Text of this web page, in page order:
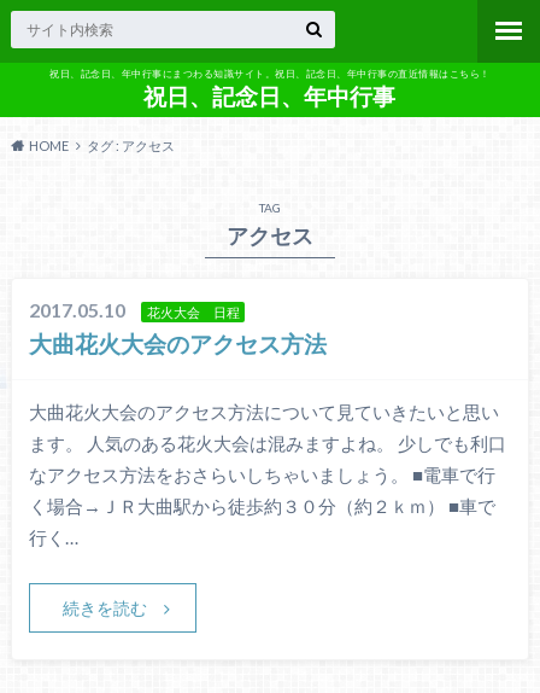
祝日、記念日、年中行事にまつわる知識サイト。祝日、記念日、年中行事の直近情報はこちら！
祝日、記念日、年中行事
HOME タグ : アクセス
TAG
アクセス
2017.05.10 花火大会 日程
大曲花火大会のアクセス方法
大曲花火大会のアクセス方法について見ていきたいと思い
ます。 人気のある花火大会は混みますよね。 少しでも利口
なアクセス方法をおさらいしちゃいましょう。 ■電車で行
く場合→ＪＲ大曲駅から徒歩約３０分（約２ｋｍ） ■車で
行く…
続きを読む